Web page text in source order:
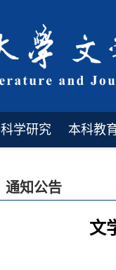
科学研究 本科教
通知公告
文